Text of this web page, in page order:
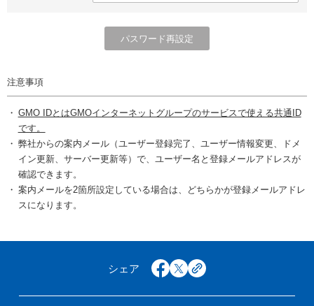
注意事項
GMO IDとはGMOインターネットグループのサービスで使える共通ID
です。
弊社からの案内メール（ユーザー登録完了、ユーザー情報変更、ドメ
イン更新、サーバー更新等）で、ユーザー名と登録メールアドレスが
確認できます。
案内メールを2箇所設定している場合は、どちらかが登録メールアドレ
スになります。
シェア facebook
x copy